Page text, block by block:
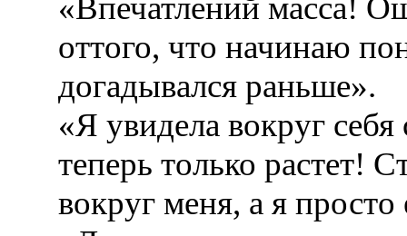
«Впечатлений масса!
оттого, что начинаю
догадывался раньше».
«Я увидела вокруг
теперь только растет!
вокруг меня, а я просто